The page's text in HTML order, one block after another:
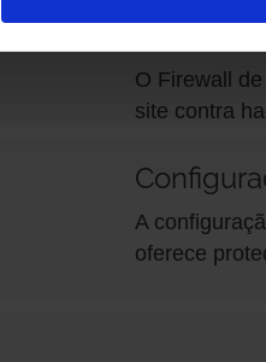
O Firewall
site contra
A
oferece